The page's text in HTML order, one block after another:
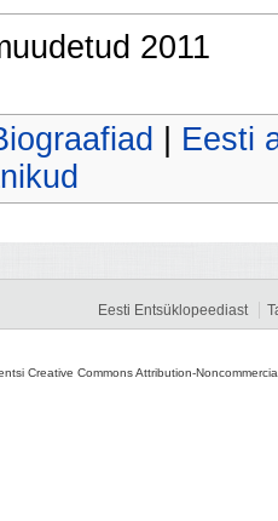
2011
Eesti
Eesti Entsüklopeediast
Creative Commons Attribution-